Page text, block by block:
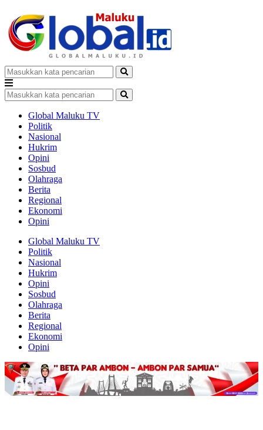
Global Maluku TV
Politik
Nasional
Hukrim
Opini
Sosbud
Olahraga
Berita
Regional
Ekonomi
Opini
Global Maluku TV
Politik
Nasional
Hukrim
Opini
Sosbud
Olahraga
Berita
Regional
Ekonomi
Opini